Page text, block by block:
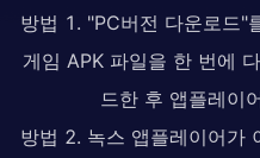
방법 1. "PC버전 다운로드"
게임 APK 파일을 한 번에
드한 후 앱플레이
방법 2. 녹스 앱플레이어가